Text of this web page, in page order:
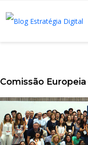
Comissão Europeia